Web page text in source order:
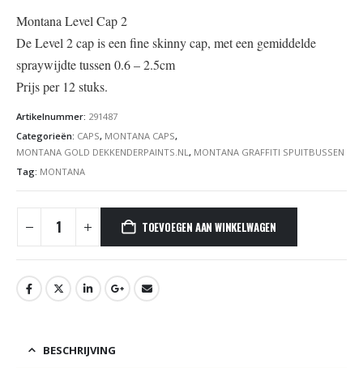
Montana Level Cap 2
De Level 2 cap is een fine skinny cap, met een gemiddelde
spraywijdte tussen 0.6 – 2.5cm
Prijs per 12 stuks.
Artikelnummer: 291487
Categorieën: CAPS, MONTANA CAPS,
MONTANA GOLD DEKKENDERPAINTS.NL , MONTANA GRAFFITI SPUITBUSSEN
Tag: MONTANA
TOEVOEGEN AAN WINKELWAGEN
BESCHRIJVING